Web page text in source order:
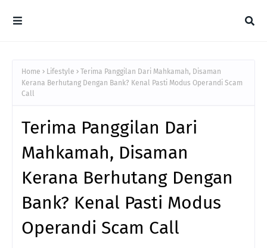
Home Lifestyle
Terima Panggilan Dari Mahkamah, Disaman
Kerana Berhutang Dengan Bank? Kenal Pasti Modus Operandi Scam
Call
Terima Panggilan Dari
Mahkamah, Disaman
Kerana Berhutang Dengan
Bank? Kenal Pasti Modus
Operandi Scam Call